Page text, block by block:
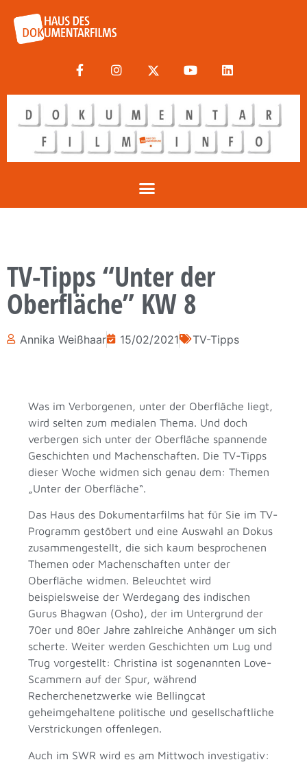
TV-Tipps “Unter der
Oberfläche” KW 8
Annika Weißhaar 15/02/2021 TV-Tipps
Was im Verborgenen, unter der Oberfläche liegt,
wird selten zum medialen Thema. Und doch
verbergen sich unter der Oberfläche spannende
Geschichten und Machenschaften. Die TV-Tipps
dieser Woche widmen sich genau dem: Themen
„Unter der Oberfläche“.
Das Haus des Dokumentarfilms hat für Sie im TV-
Programm gestöbert und eine Auswahl an Dokus
zusammengestellt, die sich kaum besprochenen
Themen oder Machenschaften unter der
Oberfläche widmen. Beleuchtet wird
beispielsweise der Werdegang des indischen
Gurus Bhagwan (Osho), der im Untergrund der
70er und 80er Jahre zahlreiche Anhänger um sich
scherte. Weiter werden Geschichten um Lug und
Trug vorgestellt: Christina ist sogenannten Love-
Scammern auf der Spur, während
Recherchenetzwerke wie Bellingcat
geheimgehaltene politische und gesellschaftliche
Verstrickungen offenlegen.
Auch im SWR wird es am Mittwoch investigativ: